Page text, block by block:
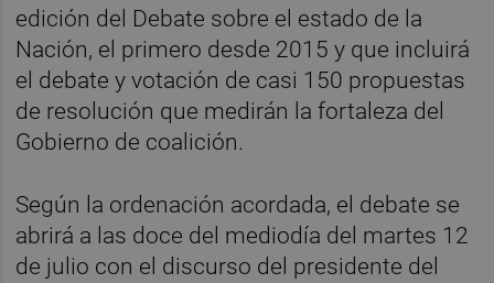
edición del Debate sobre el estado de la
Nación, el primero desde 2015 y que incluirá
el debate y votación de casi 150 propuestas
de resolución que medirán la fortaleza del
Gobierno de coalición.
Según la ordenación acordada, el debate se
abrirá a las doce del mediodía del martes 12
de julio con el discurso del presidente del